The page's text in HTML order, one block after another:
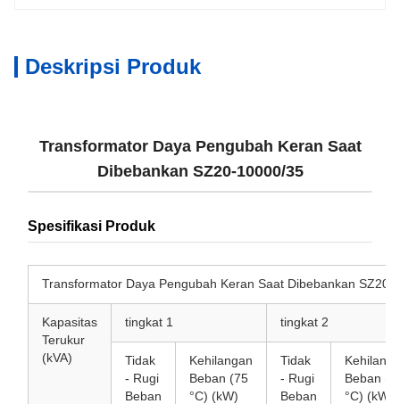
Deskripsi Produk
Transformator Daya Pengubah Keran Saat
Dibebankan SZ20-10000/35
Spesifikasi Produk
Transformator Daya Pengubah Keran Saat Dibebankan SZ20-
Kapasitas
Terukur
(kVA)
tingkat 1 tingkat 2
Tidak
- Rugi
Beban
Kehilangan
Beban (75
°C) (kW)
Tidak
- Rugi
Beban
Beban
°C) (kW)